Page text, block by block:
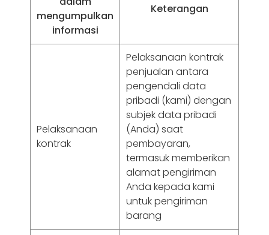
mengumpulkan
informasi
Keterangan
Pelaksanaan
kontrak
Pelaksanaan kontrak
penjualan antara
pengendali data
pribadi (kami) dengan
subjek data pribadi
(Anda) saat
pembayaran,
termasuk memberikan
alamat pengiriman
Anda kepada kami
untuk pengiriman
barang